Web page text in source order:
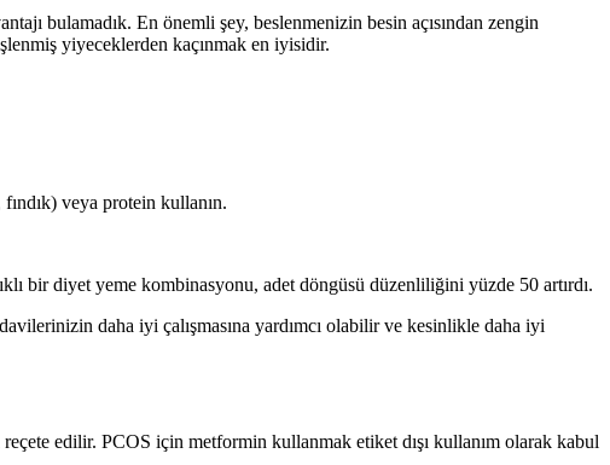
bulamadık. En önemli şey, beslenmenizin besin açısından zengin
yiyeceklerden kaçınmak en iyisidir.
veya protein kullanın.
bir diyet yeme kombinasyonu, adet döngüsü düzenliliğini yüzde 50 artırdı.
daha iyi çalışmasına yardımcı olabilir ve kesinlikle daha iyi
edilir. PCOS için metformin kullanmak etiket dışı kullanım olarak kabul